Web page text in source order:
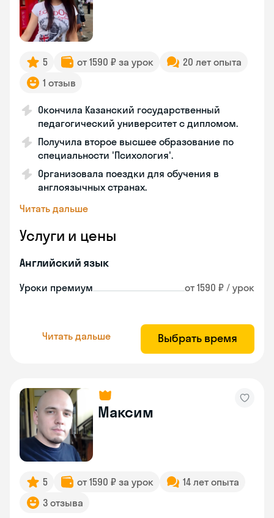
5 от 1590 ₽ за урок
20 лет опыта
1 отзыв
Окончила Казанский государственный
педагогический университет с дипломом.
Получила второе высшее образование по
специальности 'Психология'.
Организовала поездки для обучения в
англоязычных странах.
Читать дальше
Услуги и цены
Английский язык
Уроки премиум от 1590 ₽ / урок
Читать дальше Выбрать время
Максим
5 от 1590 ₽ за урок
14 лет опыта
3 отзыва